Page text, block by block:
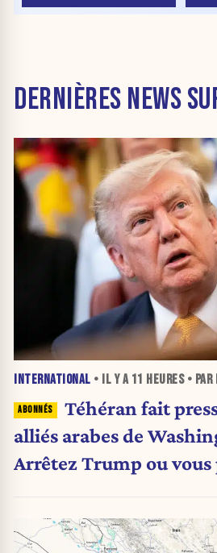
DERNIÈRES NEWS
INTERNATIONAL • IL Y A 11 HEURES• PAR
Téhéran fait
alliés arabes de
Arrêtez Trump ou